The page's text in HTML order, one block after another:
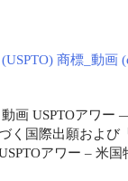
商標_動画
画 USPTOアワー
く国際出願および
アワー – 米国